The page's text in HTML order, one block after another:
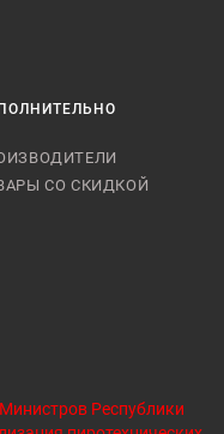
СО СКИДКОЙ
Республики